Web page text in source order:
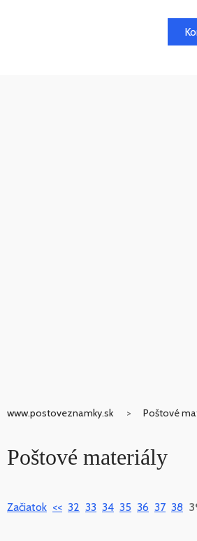
www.postoveznamky.sk Poštové
Poštové materiály
Začiatok << 32 33 34 35 36 37 38